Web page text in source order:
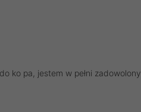
ko pa, jestem w pełni zadowolony.